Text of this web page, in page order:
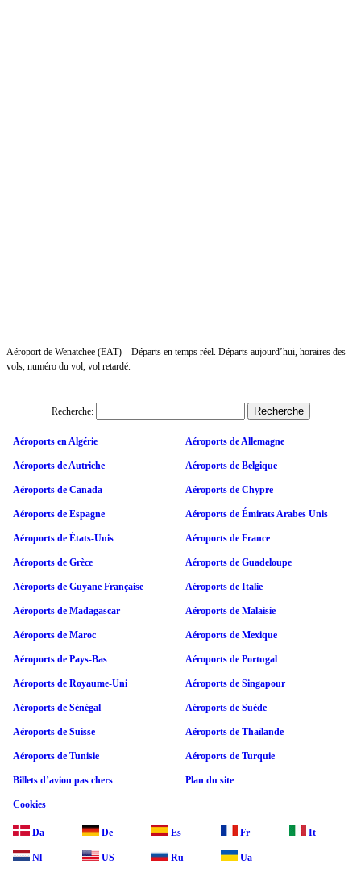
Aéroport de Wenatchee (EAT) – Départs en temps réel. Départs aujourd’hui, horaires des
vols, numéro du vol, vol retardé.
Recherche:
Aéroports en Algérie Aéroports de Allemagne
Aéroports de Autriche Aéroports de Belgique
Aéroports de Canada Aéroports de Chypre
Aéroports de Espagne Aéroports de Émirats Arabes Unis
Aéroports de États-Unis Aéroports de France
Aéroports de Grèce Aéroports de Guadeloupe
Aéroports de Guyane Française Aéroports de Italie
Aéroports de Madagascar Aéroports de Malaisie
Aéroports de Maroc Aéroports de Mexique
Aéroports de Pays-Bas Aéroports de Portugal
Aéroports de Royaume-Uni Aéroports de Singapour
Aéroports de Sénégal Aéroports de Suède
Aéroports de Suisse Aéroports de Thaïlande
Aéroports de Tunisie Aéroports de Turquie
Billets d’avion pas chers Plan du site
Cookies
Da De Es Fr It
Nl US Ru Ua